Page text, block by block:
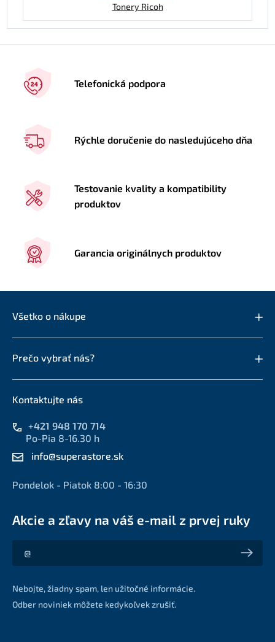
Tonery Ricoh
Telefonická podpora
Rýchle doručenie do nasledujúceho dňa
Testovanie kvality a kompatibility
produktov
Garancia originálnych produktov
Všetko o nákupe
Prečo vybrať nás?
Kontaktujte nás
+421 948 170 714
Po-Pia 8-16.30 h
info@superastore.sk
Pondelok - Piatok 8:00 - 16:30
Akcie a zľavy na váš e-mail z prvej ruky
Akcie a zľavy na váš e-mail z prvej ruky
Nebojte, žiadny spam, len užitočné informácie.
Odber noviniek môžete kedykoľvek zrušiť.